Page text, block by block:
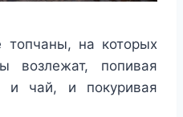
топчаны, на которых
возлежат, попивая
и чай, и покуривая